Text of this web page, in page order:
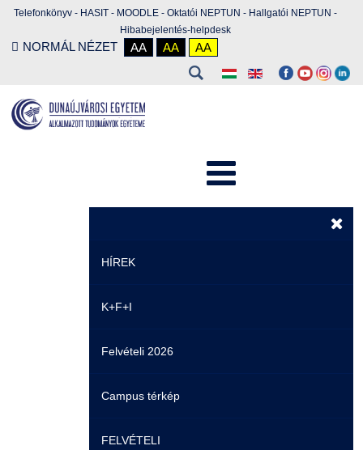
Telefonkönyv - HASIT - MOODLE - Oktatói NEPTUN - Hallgatói NEPTUN -
Hibabejelentés-helpdesk
NORMÁL NÉZET AA AA AA
HÍREK
Hírek
Események
Videók
Álláshirdetések
K+F+I
Felvételi 2026
Campus térkép
FELVÉTELI